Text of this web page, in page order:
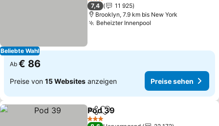
Beliebte Wahl
3 Sterne
7,4
11 925
Brooklyn, 7.9 km bis New York
Beheizter Innenpool
Ab € 86
Preise von 15 Websites anzeigen Preise sehen
TeilenZu Favoriten hinzufügen
Pod 39
3 Sterne